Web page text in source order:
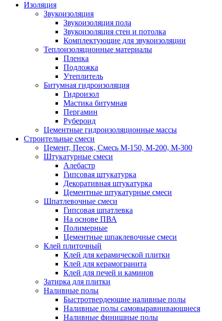
Изоляция
Звукоизоляция
Звукоизоляция пола
Звукоизоляция стен и потолка
Комплектующие для звукоизоляции
Теплоизоляционные материалы
Пленка
Подложка
Утеплитель
Битумная гидроизоляция
Гидроизол
Мастика битумная
Пергамин
Рубероид
Цементные гидроизоляционные массы
Строительные смеси
Цемент, Песок, Смесь М-150, М-200, М-300
Штукатурные смеси
Алебастр
Гипсовая штукатурка
Декоративная штукатурка
Цементные штукатурные смеси
Шпатлевочные смеси
Гипсовая шпатлевка
На основе ПВА
Полимерные
Цементные шпаклевочные смеси
Клей плиточный
Клей для керамической плитки
Клей для керамогранита
Клей для печей и каминов
Затирка для плитки
Наливные полы
Быстротвердеющие наливные полы
Наливные полы самовыравнивающиеся
Наливные финишные полы